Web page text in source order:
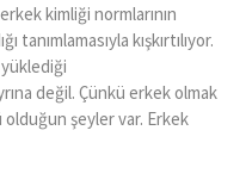
kimliği normlarının
tanımlamasıyla kışkırtılıyor.
değil. Çünkü erkek olmak
şeyler var. Erkek